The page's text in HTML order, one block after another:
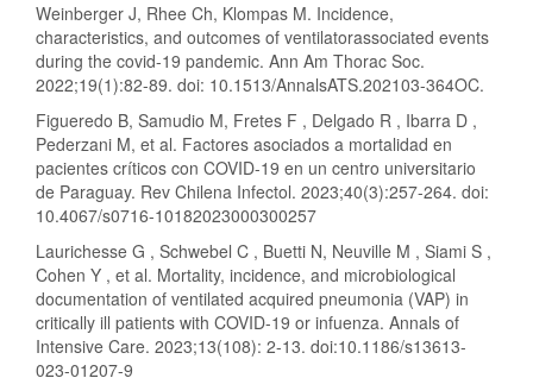
Weinberger J, Rhee Ch, Klompas M. Incidence,
characteristics, and outcomes of ventilatorassociated events
during the covid-19 pandemic. Ann Am Thorac Soc.
2022;19(1):82-89. doi: 10.1513/AnnalsATS.202103-364OC.
Figueredo B, Samudio M, Fretes F , Delgado R , Ibarra D ,
Pederzani M, et al. Factores asociados a mortalidad en
pacientes críticos con COVID-19 en un centro universitario
de Paraguay. Rev Chilena Infectol. 2023;40(3):257-264. doi:
10.4067/s0716-10182023000300257
Laurichesse G , Schwebel C , Buetti N, Neuville M , Siami S ,
Cohen Y , et al. Mortality, incidence, and microbiological
documentation of ventilated acquired pneumonia (VAP) in
critically ill patients with COVID-19 or infuenza. Annals of
Intensive Care. 2023;13(108): 2-13. doi:10.1186/s13613-
023-01207-9